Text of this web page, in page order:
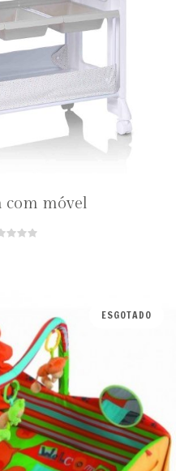
com móvel
ESGOTADO